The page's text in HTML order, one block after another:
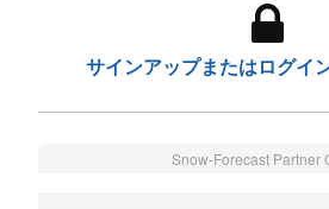
サインアップまたはログイ
Snow-Forecast Partner